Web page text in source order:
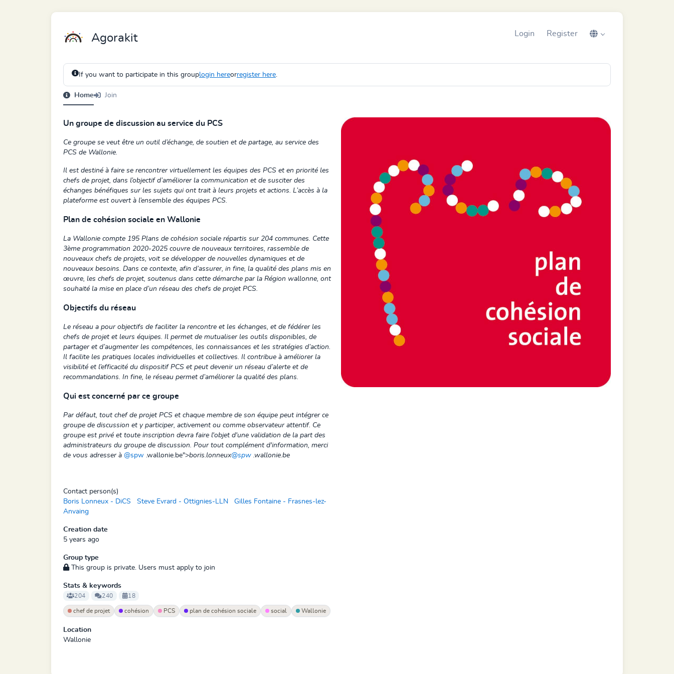
Agorakit Login Register
If you want to participate in this grouplogin hereorregister here.
Home Join
Un groupe de discussion au service du PCS
Ce groupe se veut être un outil d’échange, de soutien et de partage, au service des
PCS de Wallonie.
Il est destiné à faire se rencontrer virtuellement les équipes des PCS et en priorité les
chefs de projet, dans l’objectif d’améliorer la communication et de susciter des
échanges bénéfiques sur les sujets qui ont trait à leurs projets et actions. L’accès à la
plateforme est ouvert à l’ensemble des équipes PCS.
Plan de cohésion sociale en Wallonie
La Wallonie compte 195 Plans de cohésion sociale répartis sur 204 communes. Cette
3ème programmation 2020-2025 couvre de nouveaux territoires, rassemble de
nouveaux chefs de projets, voit se développer de nouvelles dynamiques et de
nouveaux besoins. Dans ce contexte, afin d’assurer, in fine, la qualité des plans mis en
œuvre, les chefs de projet, soutenus dans cette démarche par la Région wallonne, ont
souhaité la mise en place d’un réseau des chefs de projet PCS.
Objectifs du réseau
Le réseau a pour objectifs de faciliter la rencontre et les échanges, et de fédérer les
chefs de projet et leurs équipes. Il permet de mutualiser les outils disponibles, de
partager et d’augmenter les compétences, les connaissances et les stratégies d’action.
Il facilite les pratiques locales individuelles et collectives. Il contribue à améliorer la
visibilité et l’efficacité du dispositif PCS et peut devenir un réseau d’alerte et de
recommandations. In fine, le réseau permet d’améliorer la qualité des plans.
Qui est concerné par ce groupe
Par défaut, tout chef de projet PCS et chaque membre de son équipe peut intégrer ce
groupe de discussion et y participer, activement ou comme observateur attentif. Ce
groupe est privé et toute inscription devra faire l'objet d'une validation de la part des
administrateurs du groupe de discussion. Pour tout complément d'information, merci
de vous adresser à @spw .wallonie.be">boris.lonneux@spw .wallonie.be
Contact person(s)
Boris Lonneux - DiCS
Steve Evrard - Ottignies-LLN
Gilles Fontaine - Frasnes-lez-
Anvaing
Creation date
5 years ago
Group type
This group is private. Users must apply to join
Stats & keywords
204 240 18
chef de projet cohésion PCS plan de cohésion sociale social Wallonie
Location
Wallonie